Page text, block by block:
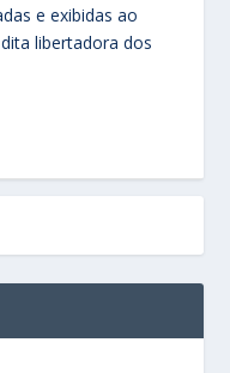
e exibidas ao
libertadora dos